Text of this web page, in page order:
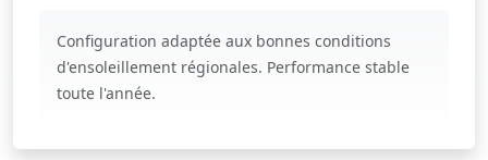
Configuration adaptée aux bonnes conditions
d'ensoleillement régionales. Performance stable
toute l'année.